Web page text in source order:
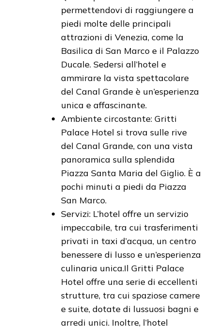
permettendovi di raggiungere a
piedi molte delle principali
attrazioni di Venezia, come la
Basilica di San Marco e il Palazzo
Ducale. Sedersi all’hotel e
ammirare la vista spettacolare
del Canal Grande è un’esperienza
unica e affascinante.
Ambiente circostante: Gritti
Palace Hotel si trova sulle rive
del Canal Grande, con una vista
panoramica sulla splendida
Piazza Santa Maria del Giglio. È a
pochi minuti a piedi da Piazza
San Marco.
Servizi: L’hotel offre un servizio
impeccabile, tra cui trasferimenti
privati in taxi d’acqua, un centro
benessere di lusso e un’esperienza
culinaria unica.Il Gritti Palace
Hotel offre una serie di eccellenti
strutture, tra cui spaziose camere
e suite, dotate di lussuosi bagni e
arredi unici. Inoltre, l’hotel